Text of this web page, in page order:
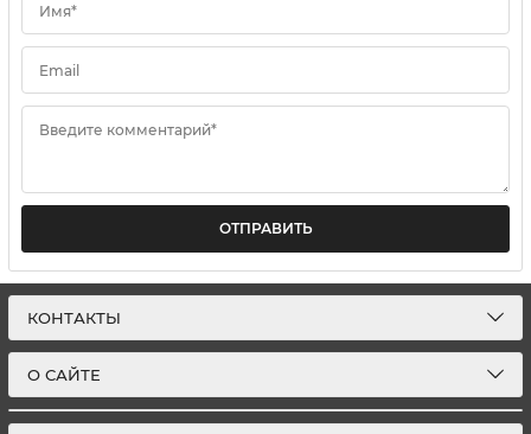
Имя*
Email
Введите комментарий*
ОТПРАВИТЬ
КОНТАКТЫ
О САЙТЕ